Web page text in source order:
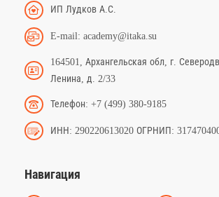
ИП Лудков А.С.
E-mail: academy@itaka.su
164501, Архангельская обл, г.
Ленина, д. 2/33
Телефон: +7 (499) 380-9185
ИНН: 290220613020 ОГРНИП:
Навигация